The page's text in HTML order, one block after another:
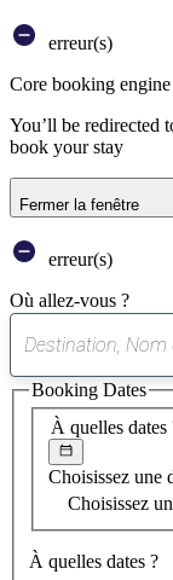
erreur(s)
Core booking engine
You’ll be redirected
book your stay
Fermer la fenêtre
erreur(s)
Où allez-vous ?
À quelles dates
Choisissez une
Choisissez
À quelles dates ?
Booking Dates